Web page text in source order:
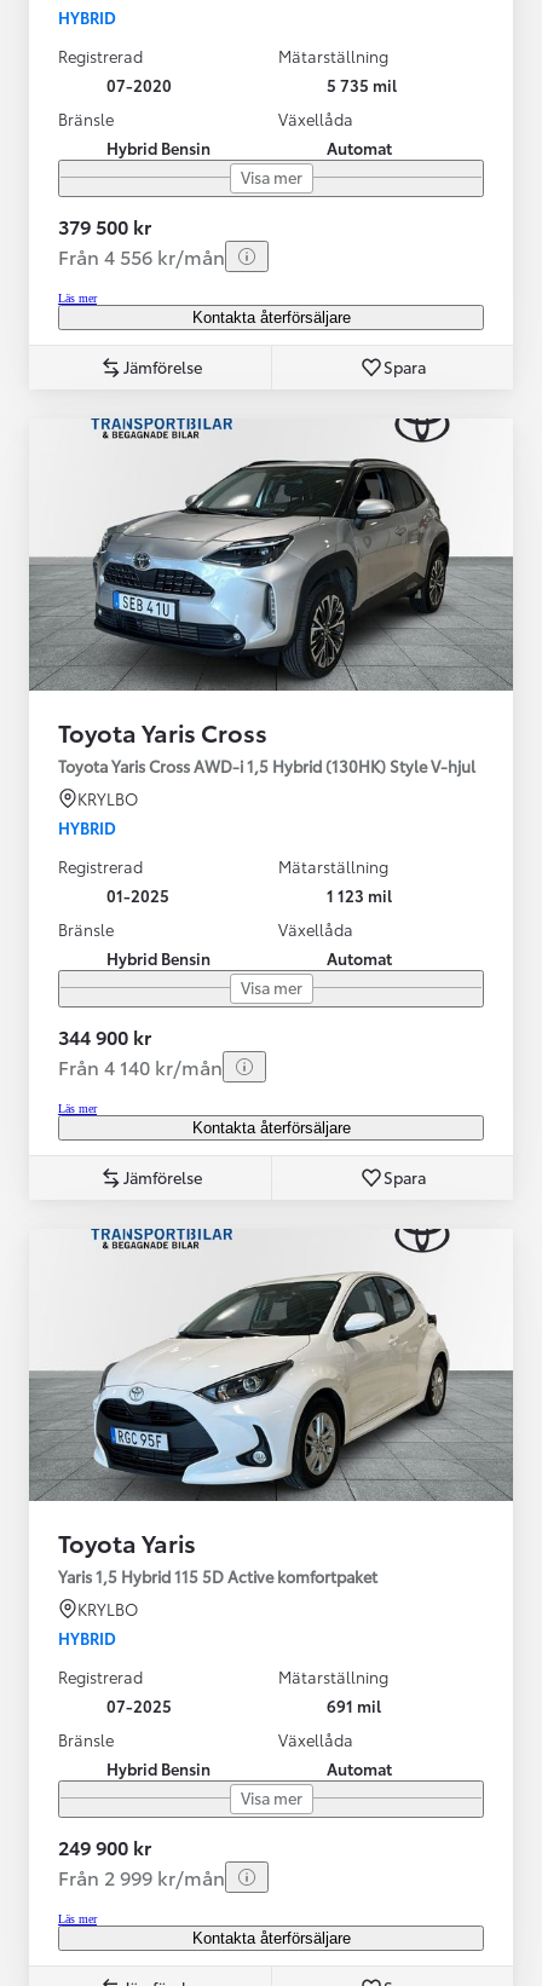
HYBRID
Registrerad
07-2020
Mätarställning
5 735 mil
Bränsle
Hybrid Bensin
Växellåda
Automat
Visa mer
379 500 kr
Från 4 556 kr/mån
Läs mer
Kontakta återförsäljare
Jämförelse Spara
Toyota Yaris Cross
Toyota Yaris Cross AWD-i 1,5 Hybrid (130HK) Style V-hjul
KRYLBO
HYBRID
Registrerad
01-2025
Mätarställning
1 123 mil
Bränsle
Hybrid Bensin
Växellåda
Automat
Visa mer
344 900 kr
Från 4 140 kr/mån
Läs mer
Kontakta återförsäljare
Jämförelse Spara
Toyota Yaris
Yaris 1,5 Hybrid 115 5D Active komfortpaket
KRYLBO
HYBRID
Registrerad
07-2025
Mätarställning
691 mil
Bränsle
Hybrid Bensin
Växellåda
Automat
Visa mer
249 900 kr
Från 2 999 kr/mån
Läs mer
Kontakta återförsäljare